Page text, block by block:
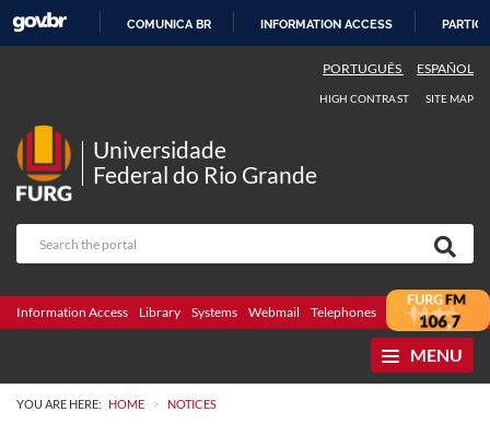
COMUNICA BR INFORMATION ACCESS
PORTUGUÊS ESPAÑOL
HIGH CONTRAST SITE MAP
Universidade
Federal do Rio Grande
Information Access Library Systems Webmail Telephones Bidding
MENU
YOU ARE HERE: HOME > NOTICES